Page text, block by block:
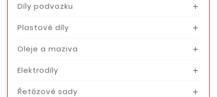
Díly podvozku 
Plastové díly 
Oleje a maziva 
Elektrodíly 
Řetězové sady 